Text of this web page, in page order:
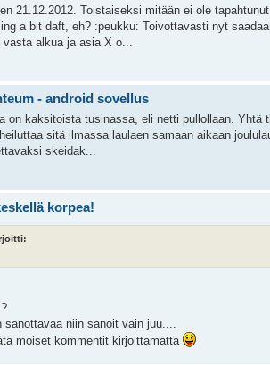
21.12.2012. Toistaiseksi mitään ei ole
a bit daft, eh? :peukku: Toivottavasti nyt
alkua ja asia X o...
- android sovellus
on kaksitoista tusinassa, eli netti pullollaan.
sitä ilmassa laulaen samaan aikaan
skeidak...
korpea!
niin sanoit vain juu....
moiset kommentit kirjoittamatta